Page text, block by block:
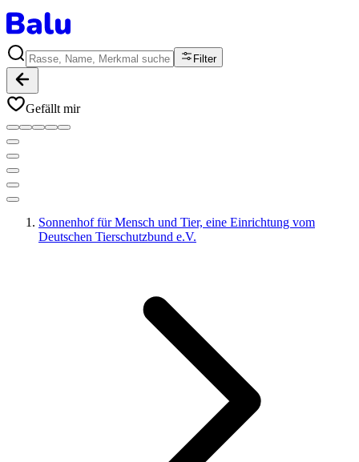
Filter
Gefällt mir
Sonnenhof für Mensch und Tier, eine Einrichtung vom
Deutschen Tierschutzbund e.V.